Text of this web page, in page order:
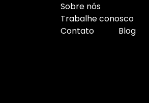
Sobre nós
Trabalhe conosco
Contato
Blog